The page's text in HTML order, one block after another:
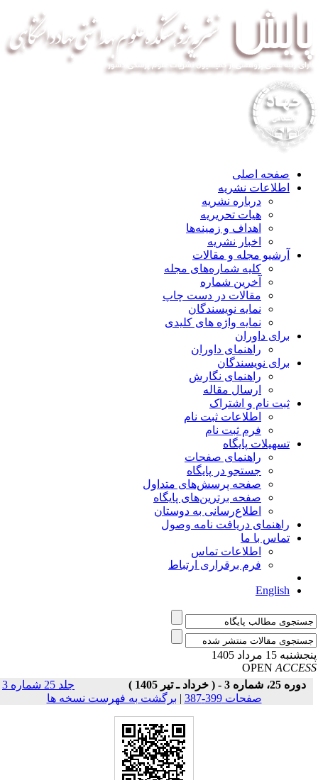
صفحه اصلی
اطلاعات نشریه
درباره نشریه
هیات تحریریه
اهداف و زمینه‌ها
اخبار نشریه
آرشیو مجله و مقالات
کلیه شماره‌های مجله
آخرین شماره
مقالات در دست چاپ
نمایه نویسندگان
نمایه واژه های کلیدی
برای داوران
راهنمای داوران
برای نویسندگان
راهنمای نگارش
ارسال مقاله
ثبت نام و اشتراک
اطلاعات ثبت نام
فرم ثبت نام
تسهیلات پایگاه
راهنمای صفحات
جستجو در پایگاه
صفحه پرسش‌های متداول
صفحه برترین‌های پایگاه
اطلاع‌رسانی به دوستان
راهنمای دریافت نامه وصول
تماس با ما
اطلاعات تماس
فرم برقراری ارتباط
English
15 مرداد 1405
OPEN
دوره 25، شماره 3 - ( خرداد ـ تیر 1405 )
جلد 25 شماره 3
صفحات 399-387
|برگشت به فهرست نسخه ها